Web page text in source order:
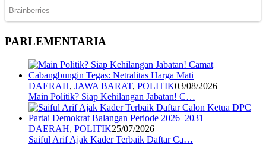
PARLEMENTARIA
DAERAH, JAWA BARAT, POLITIK03/08/2026
Main Politik? Siap Kehilangan Jabatan! C…
DAERAH, POLITIK25/07/2026
Saiful Arif Ajak Kader Terbaik Daftar Ca…